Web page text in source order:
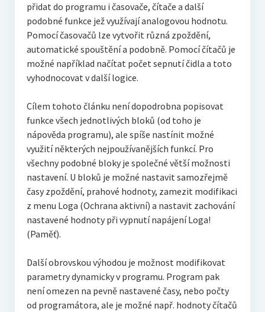
přidat do programu i časovače, čítače a další
podobné funkce jež využívají analogovou hodnotu.
Pomocí časovačů lze vytvořit různá zpoždění,
automatické spouštění a podobně. Pomocí čítačů je
možné například načítat počet sepnutí čidla a toto
vyhodnocovat v další logice.
Cílem tohoto článku není dopodrobna popisovat
funkce všech jednotlivých bloků (od toho je
nápověda programu), ale spíše nastínit možné
využití některých nejpoužívanějších funkcí. Pro
všechny podobné bloky je společné větší možnosti
nastavení. U bloků je možné nastavit samozřejmě
časy zpoždění, prahové hodnoty, zamezit modifikaci
z menu Loga (Ochrana aktivní) a nastavit zachování
nastavené hodnoty při vypnutí napájení Loga!
(Paměť).
Další obrovskou výhodou je možnost modifikovat
parametry dynamicky v programu. Program pak
není omezen na pevně nastavené časy, nebo počty
od programátora, ale je možné např. hodnoty čítačů